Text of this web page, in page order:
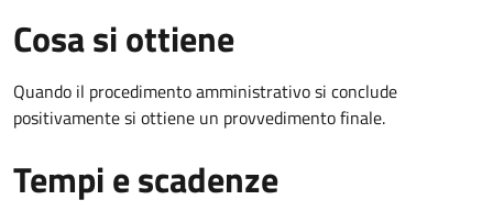
Cosa si ottiene
Quando il procedimento amministrativo si conclude
positivamente si ottiene un provvedimento finale.
Tempi e scadenze